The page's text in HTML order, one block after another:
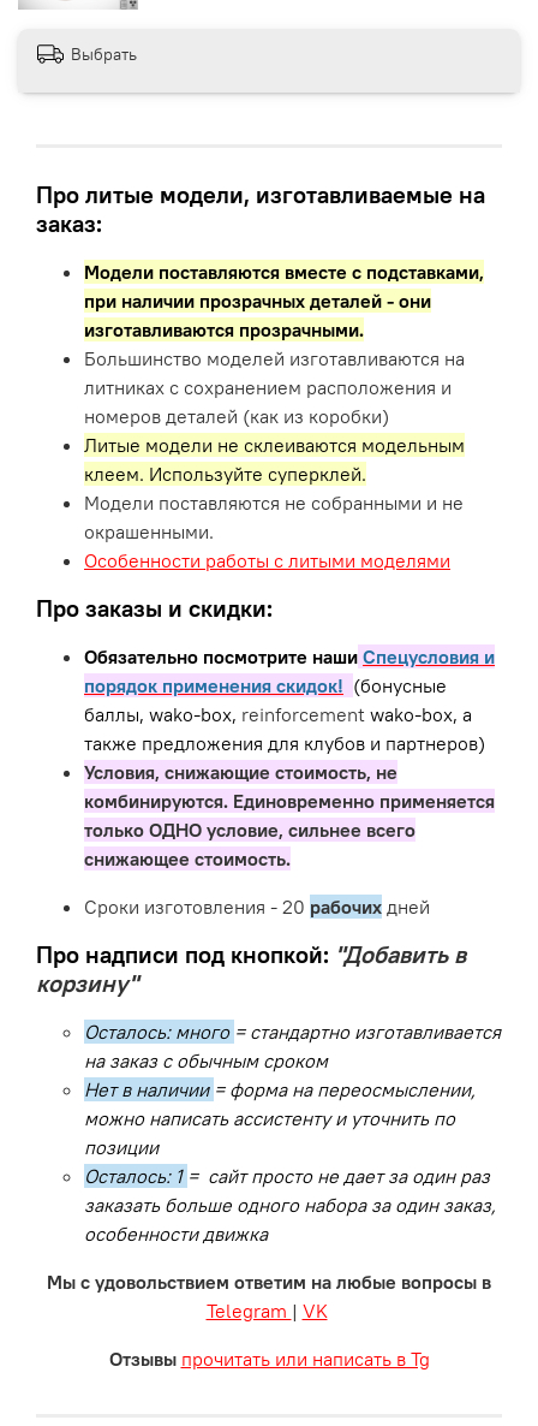
Выбрать
Про литые модели, изготавливаемые на
заказ:
Модели поставляются вместе с подставками,
при наличии прозрачных деталей - они
изготавливаются прозрачными.
Большинство моделей изготавливаются на
литниках с сохранением расположения и
номеров деталей (как из коробки)
Литые модели не склеиваются модельным
клеем. Используйте суперклей.
Модели поставляются не собранными и не
окрашенными.
Особенности работы с литыми моделями
Про заказы и скидки:
Обязательно посмотрите наши Спецусловия и
порядок применения скидок! (бонусные
баллы, wako-box, reinforcement wako-box, а
также предложения для клубов и партнеров)
Условия, снижающие стоимость, не
комбинируются. Единовременно применяется
только ОДНО условие, сильнее всего
снижающее стоимость.
Сроки изготовления - 20 рабочих дней
Про надписи под кнопкой: "Добавить в
корзину"
Осталось: много = стандартно изготавливается
на заказ с обычным сроком
Нет в наличии = форма на переосмыслении,
можно написать ассистенту и уточнить по
позиции
Осталось: 1 = сайт просто не дает за один раз
заказать больше одного набора за один заказ,
особенности движка
Мы с удовольствием ответим на любые вопросы в
Telegram | VK
Отзывы прочитать или написать в Tg